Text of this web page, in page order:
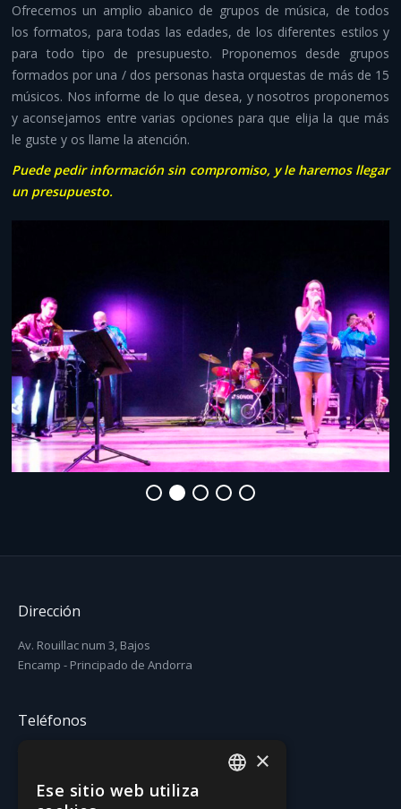
Despedidas y aventura
Otros servicios
Infraestructuras y material
Contacto
Ofrecemos un amplio abanico de grupos de música, de todos
los formatos, para todas las edades, de los diferentes estilos y
para todo tipo de presupuesto. Proponemos desde grupos
formados por una / dos personas hasta orquestas de más de 15
músicos. Nos informe de lo que desea, y nosotros proponemos
y aconsejamos entre varias opciones para que elija la que más
le guste y os llame la atención.
Puede pedir información sin compromiso, y le haremos llegar
un presupuesto.
Dirección
Av. Rouillac num 3, Bajos
Encamp - Principado de Andorra
Teléfonos
×
Ese sitio web utiliza